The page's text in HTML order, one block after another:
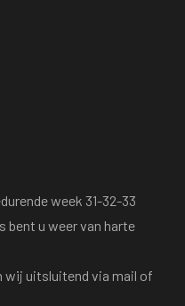
week 31-32-33
bent u weer van harte
wij uitsluitend via mail of